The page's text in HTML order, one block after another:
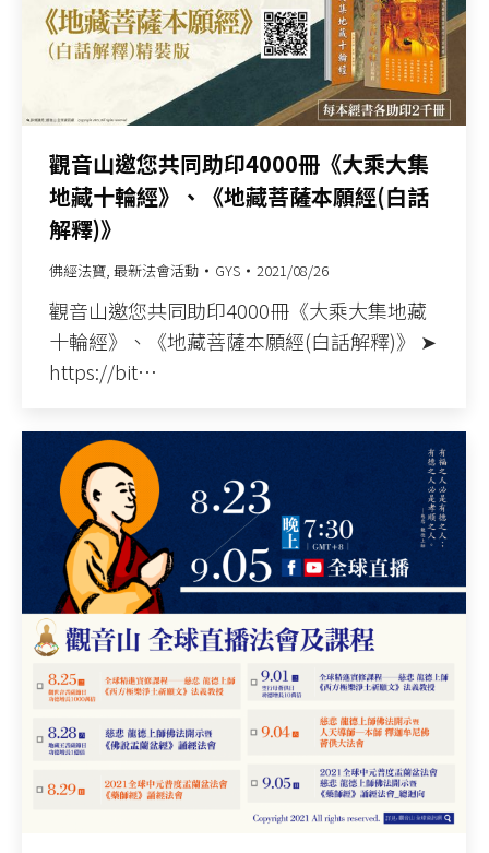
觀音山邀您共同助印4000冊《大乘大集
地藏十輪經》、《地藏菩薩本願經(白話
解釋)》
佛經法寶, 最新法會活動 GYS 2021/08/26
觀音山邀您共同助印4000冊《大乘大集地藏
十輪經》、《地藏菩薩本願經(白話解釋)》 ➤
https://bit…